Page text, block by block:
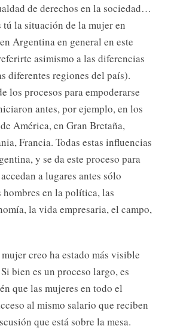
de derechos en la sociedad…
tú la situación de la mujer en
Argentina en general en este
asimismo a las diferencias
diferentes regiones del país).
los procesos para empoderarse
antes, por ejemplo, en los
América, en Gran Bretaña,
Francia. Todas estas influencias
y se da este proceso para
a lugares antes sólo
hombres en la política, las
la vida empresaria, el campo,
creo ha estado más visible
bien es un proceso largo, es
que las mujeres en todo el
al mismo salario que reciben
que está sobre la mesa.